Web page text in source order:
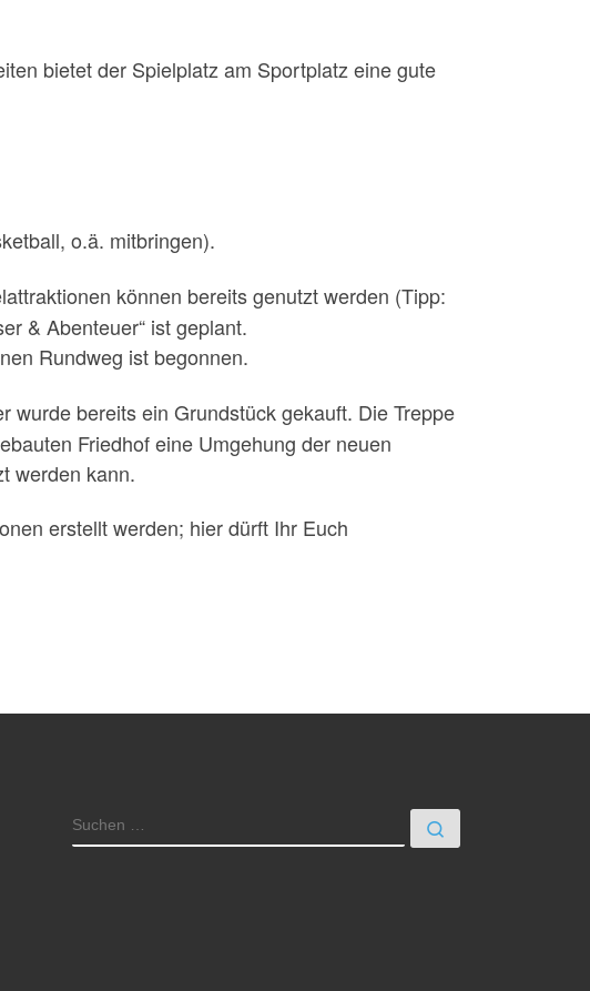
bietet der Spielplatz am Sportplatz eine gute
o.ä. mitbringen).
können bereits genutzt werden (Tipp:
& Abenteuer“ ist geplant.
Rundweg ist begonnen.
wurde bereits ein Grundstück gekauft. Die Treppe
Friedhof eine Umgehung der neuen
werden kann.
erstellt werden; hier dürft Ihr Euch
SUCHE